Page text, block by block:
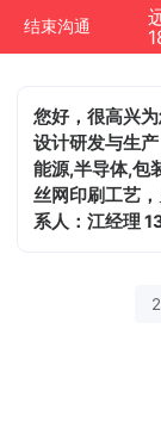
结束沟通
您好，很高兴
设计研发与生
能源,半导体,包
丝网印刷工艺
系人：江经理